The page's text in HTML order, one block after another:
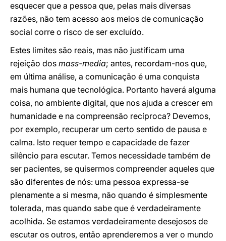
esquecer que a pessoa que, pelas mais diversas
razões, não tem acesso aos meios de comunicação
social corre o risco de ser excluído.
Estes limites são reais, mas não justificam uma
rejeição dos mass-media; antes, recordam-nos que,
em última análise, a comunicação é uma conquista
mais humana que tecnológica. Portanto haverá alguma
coisa, no ambiente digital, que nos ajuda a crescer em
humanidade e na compreensão recíproca? Devemos,
por exemplo, recuperar um certo sentido de pausa e
calma. Isto requer tempo e capacidade de fazer
silêncio para escutar. Temos necessidade também de
ser pacientes, se quisermos compreender aqueles que
são diferentes de nós: uma pessoa expressa-se
plenamente a si mesma, não quando é simplesmente
tolerada, mas quando sabe que é verdadeiramente
acolhida. Se estamos verdadeiramente desejosos de
escutar os outros, então aprenderemos a ver o mundo